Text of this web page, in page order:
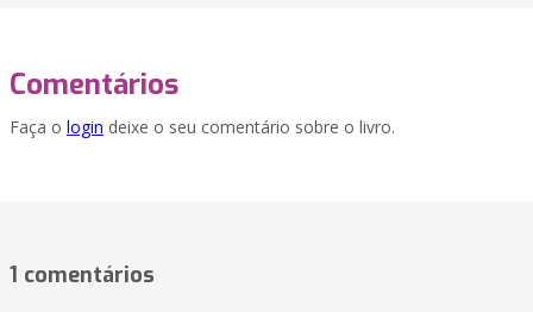
Comentários
Faça o login deixe o seu comentário sobre o livro.
1 comentários